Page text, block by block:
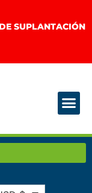
SUPLANTACIÓN